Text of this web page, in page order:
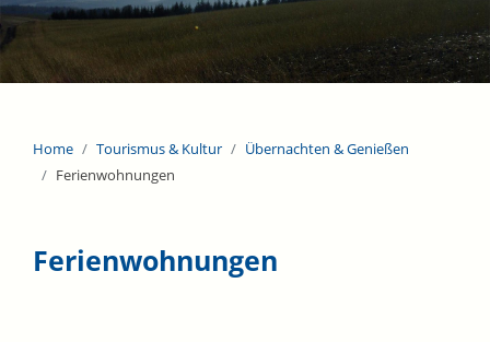
Home Tourismus & Kultur
Übernachten & Genießen
Ferienwohnungen
Ferienwohnungen